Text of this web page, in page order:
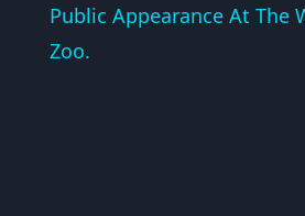
Public Appearance At The
Zoo.